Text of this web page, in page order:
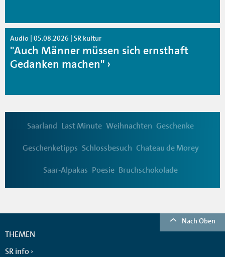
Audio | 05.08.2026 | SR kultur
"Auch Männer müssen sich ernsthaft
Gedanken machen"
Saarland Last Minute Weihnachten Geschenke
Geschenketipps Schlossbesuch Chateau de Morey
Saar-Alpakas Poesie Bruchschokolade
Nach Oben
THEMEN
SR info